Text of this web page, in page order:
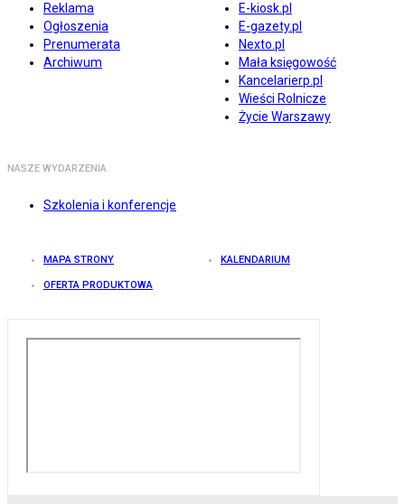
Reklama
Ogłoszenia
Prenumerata
Archiwum
E-kiosk.pl
E-gazety.pl
Nexto.pl
Mała księgowość
Kancelarierp.pl
Wieści Rolnicze
Życie Warszawy
NASZE WYDARZENIA
Szkolenia i konferencje
MAPA STRONY KALENDARIUM
OFERTA PRODUKTOWA